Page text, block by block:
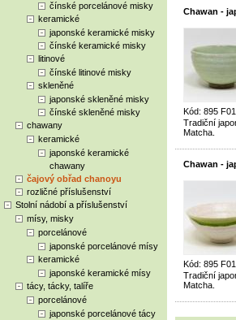
čínské porcelánové misky
keramické
japonské keramické misky
čínské keramické misky
litinové
čínské litinové misky
skleněné
japonské skleněné misky
čínské skleněné misky
chawany
keramické
japonské keramické
chawany
čajový obřad chanoyu
rozličné příslušenství
Stolní nádobí a příslušenství
mísy, misky
porcelánové
japonské porcelánové mísy
keramické
japonské keramické mísy
tácy, tácky, talíře
porcelánové
japonské porcelánové tácy
Chawan -
Kód: 895
Tradiční
Matcha.
Chawan -
Kód: 895
Tradiční
Matcha.